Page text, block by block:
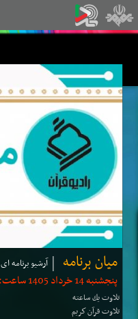
میان برنامه آرشیو برنامه ای
پنجشنبه 14 خرداد 1405 ساعت: 21:20 | مدت: 5 دقیقه
تلاوت یك ساعته
تلاوت قرآن كریم